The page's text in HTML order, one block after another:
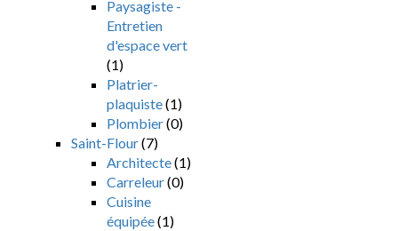
Paysagiste -
Entretien
d'espace vert
(1)
Platrier-
plaquiste(1)
Plombier(0)
Saint-Flour(7)
Architecte(1)
Carreleur(0)
Cuisine
équipée(1)